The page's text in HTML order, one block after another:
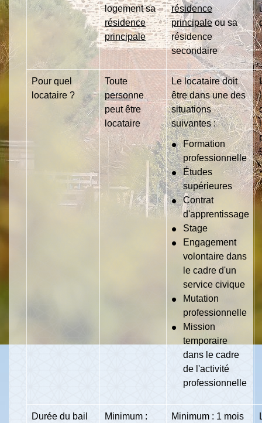
logement sa
résidence
principale
résidence
principaleou sa
résidence
secondaire
Pour quel
locataire ?
Toute
personne
peut être
locataire
Le locataire doit
être dans une des
situations
suivantes :
Formation
professionnelle
Études
supérieures
Contrat
d'apprentissage
Stage
Engagement
volontaire dans
le cadre d'un
service civique
Mutation
professionnelle
Mission
temporaire
dans le cadre
de l'activité
professionnelle
Durée du bail
Minimum :
Minimum : 1 mois